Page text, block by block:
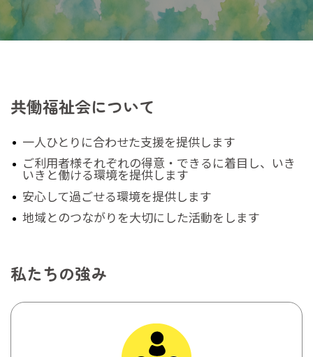
共働福祉会について
一人ひとりに合わせた支援を提供します
ご利用者様それぞれの得意・できるに着目し、いき
いきと働ける環境を提供します
安心して過ごせる環境を提供します
地域とのつながりを大切にした活動をします
私たちの強み